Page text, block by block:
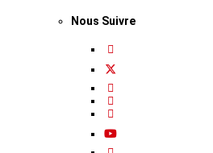
Nous Suivre